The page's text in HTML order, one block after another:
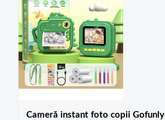
Cameră instant foto copii Gofunly